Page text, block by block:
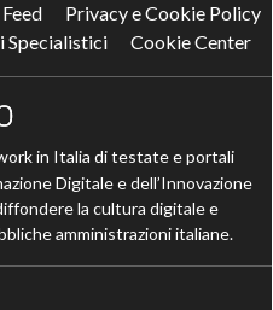
Privacy e Cookie Policy
Specialistici
Cookie Center
in Italia di testate e portali
Digitale e dell’Innovazione
la cultura digitale e
amministrazioni italiane.